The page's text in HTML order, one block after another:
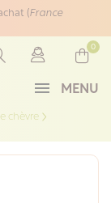
(France
MENU
0
chèvre